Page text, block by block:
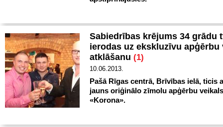
Sabiedrības krējums 34 grādu
ierodas uz ekskluzīvu apģērbu
atklāšanu (1)
10.06.2013.
Pašā Rīgas centrā, Brīvības ielā, ticis
jauns oriģinālo zīmolu apģērbu veikals
«Korona».